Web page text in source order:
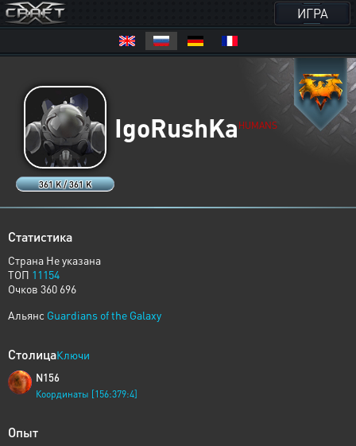
ИГРА
361 K / 361 K
IgoRushKa HUMANS
Статистика
Страна Не указана
ТОП 11154
Очков 360 696
Альянс Guardians of the Galaxy
СтолицаКлючи
N156
Координаты [156:379:4]
Опыт